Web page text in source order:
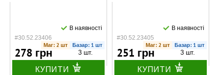
#30.52.23406
В наявності
Маг: 2 шт Базар: 1 шт
278 грн 3 шт.
КУПИТИ
#30.52.23405
В наявності
Маг: 2 шт Базар: 1 шт
251 грн 3 шт.
КУПИТИ